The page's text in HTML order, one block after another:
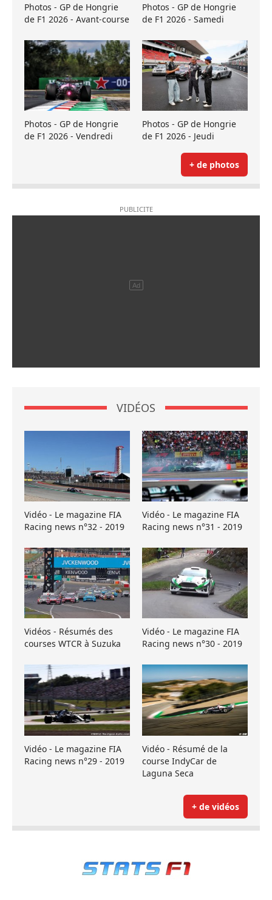
Photos - GP de Hongrie
de F1 2026 - Avant-course
Photos - GP de Hongrie
de F1 2026 - Samedi
Photos - GP de Hongrie
de F1 2026 - Vendredi
Photos - GP de Hongrie
de F1 2026 - Jeudi
+ de photos
VIDÉOS
Vidéo - Le magazine FIA
Racing news n°32 - 2019
Vidéo - Le magazine FIA
Racing news n°31 - 2019
Vidéos - Résumés des
courses WTCR à Suzuka
Vidéo - Le magazine FIA
Racing news n°30 - 2019
Vidéo - Le magazine FIA
Racing news n°29 - 2019
Vidéo - Résumé de la
course IndyCar de
Laguna Seca
+ de vidéos